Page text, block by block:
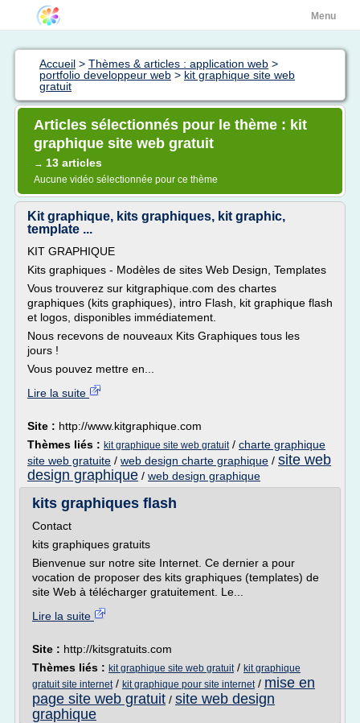
Menu
Accueil > Thèmes & articles : application web >
portfolio developpeur web > kit graphique site web
gratuit
Articles sélectionnés pour le thème : kit
graphique site web gratuit
→ 13 articles
Aucune vidéo sélectionnée pour ce thème
Kit graphique, kits graphiques, kit graphic,
template ...
KIT GRAPHIQUE
Kits graphiques - Modèles de sites Web Design, Templates
Vous trouverez sur kitgraphique.com des chartes
graphiques (kits graphiques), intro Flash, kit graphique flash
et logos, disponibles immédiatement.
Nous recevons de nouveaux Kits Graphiques tous les
jours !
Vous pouvez mettre en...
Lire la suite
Site : http://www.kitgraphique.com
Thèmes liés : kit graphique site web gratuit/ charte graphique
site web gratuite / web design charte graphique / site web
design graphique / web design graphique
kits graphiques flash
Contact
kits graphiques gratuits
Bienvenue sur notre site Internet. Ce dernier a pour
vocation de proposer des kits graphiques (templates) de
site Web à télécharger gratuitement. Le...
Lire la suite
Site : http://kitsgratuits.com
Thèmes liés : kit graphique site web gratuit/ kit graphique
gratuit site internet/ kit graphique pour site internet/ mise en
page site web gratuit / site web design
graphique